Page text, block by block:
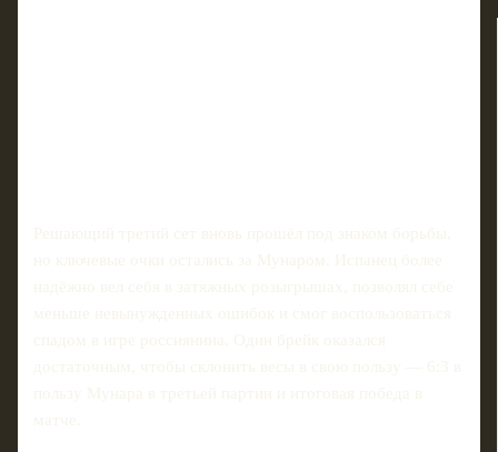
Решающий третий сет вновь прошёл под знаком борьбы,
но ключевые очки остались за Мунаром. Испанец более
надёжно вел себя в затяжных розыгрышах, позволял себе
меньше невынужденных ошибок и смог воспользоваться
спадом в игре россиянина. Один брейк оказался
достаточным, чтобы склонить весы в свою пользу — 6:3 в
пользу Мунара в третьей партии и итоговая победа в
матче.